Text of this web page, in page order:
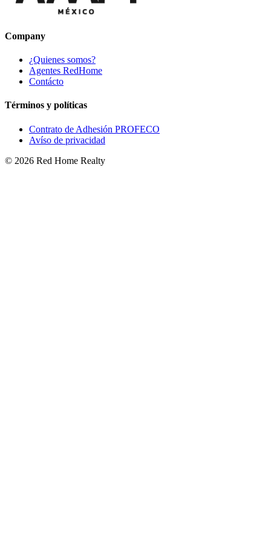
Company
¿Quienes somos?
Agentes RedHome
Contácto
Términos y políticas
Contrato de Adhesión PROFECO
Avíso de privacidad
© 2026 Red Home Realty